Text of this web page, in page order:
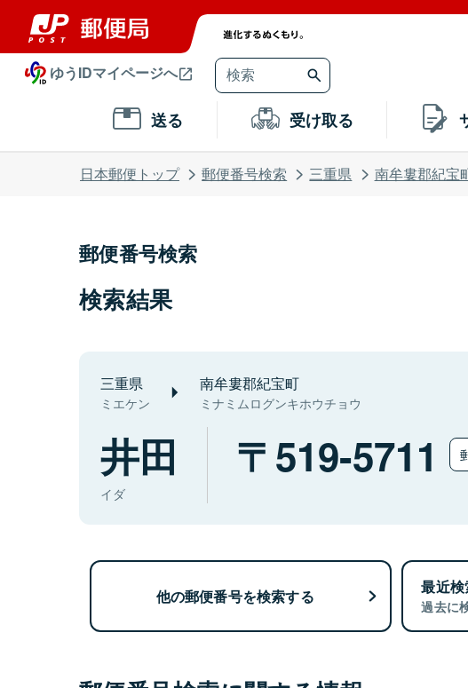
ゆうIDマイページへ
送る 受け取る
日本郵便トップ 郵便番号検索 三重県 南牟婁郡紀宝
郵便番号検索
検索結果
三重県
ミエケン
南牟婁郡紀宝町
ミナミムログンキホウチョウ
井田
イダ
519-5711
他の郵便番号を検索する 最近
過去に